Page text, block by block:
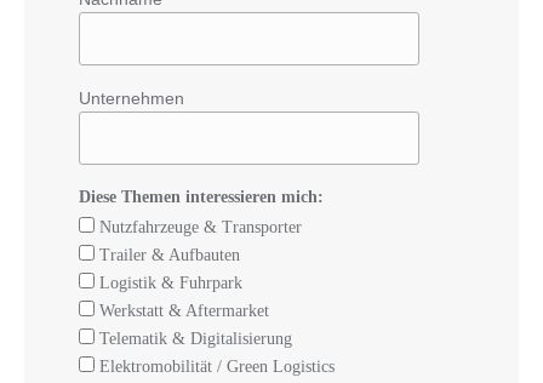
Unternehmen
Diese Themen interessieren mich:
Nutzfahrzeuge & Transporter
Trailer & Aufbauten
Logistik & Fuhrpark
Werkstatt & Aftermarket
Telematik & Digitalisierung
Elektromobilität / Green Logistics